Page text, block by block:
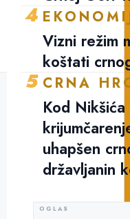
4
Vizni režim
koštati
5 CRNA
Kod
uhapšen
državljanin